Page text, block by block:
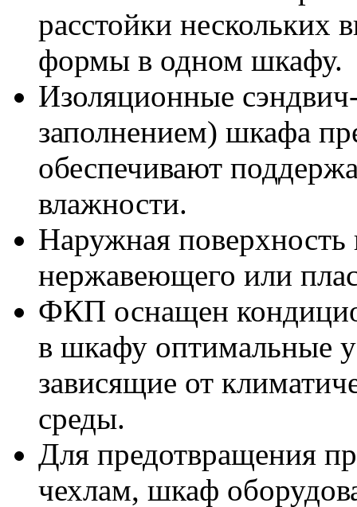
расстойки нескольких
формы в одном шкафу.
Изоляционные
заполнением) шкафа
обеспечивают
влажности.
Наружная
нержавеющего или
ФКП оснащен
в шкафу оптимальные
зависящие от
среды.
Для предотвращения
чехлам, шкаф